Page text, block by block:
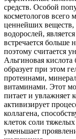
средств. Особой
косметологов всего
ценнейших веществ,
водорослей,
встречается больше
поэтому считается
Альгиновая
образует при этом
протеинами,
витаминами. Этот
питает и увлажняет
активизирует
коллагена,
клеток соли
уменьшает